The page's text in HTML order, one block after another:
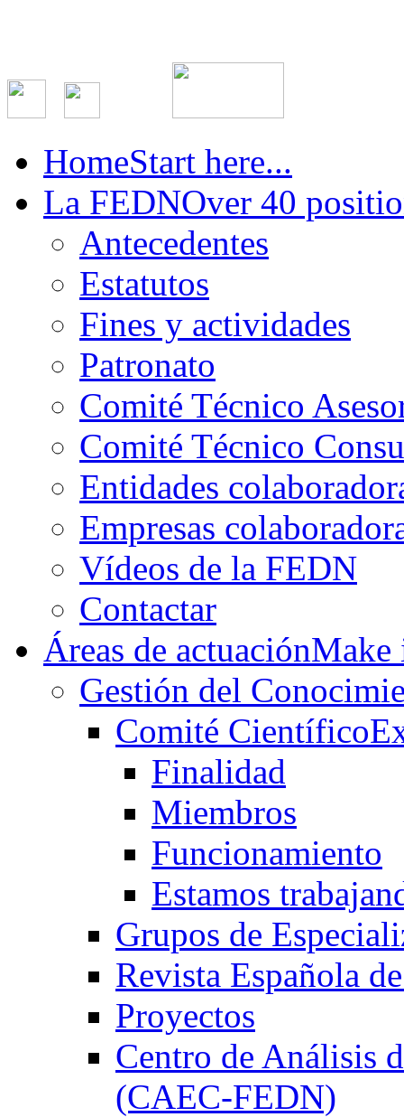
HomeStart here...
La FEDNOver 40
Antecedentes
Estatutos
Fines y actividades
Patronato
Comité Técnico
Comité Técnico
Entidades
Empresas
Vídeos de la FEDN
Contactar
Áreas de actuación
Gestión del
Comité Científico
Finalidad
Miembros
Funcionamiento
Estamos
Grupos de
Revista Española
Proyectos
Centro de Análisis
(CAEC-FEDN)